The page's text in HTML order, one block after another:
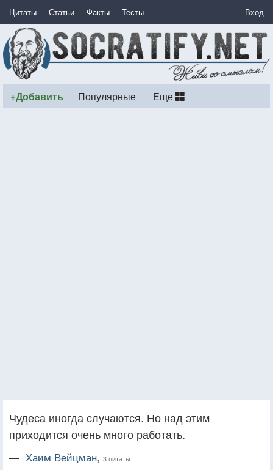
Цитаты Статьи Факты Тесты Вход
+Добавить Популярные Еще
Чудеса иногда случаются. Но над этим
приходится очень много работать.
— Хаим Вейцман, 3 цитаты